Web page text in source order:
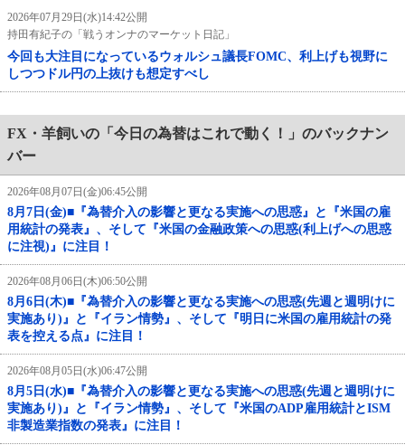
2026年07月29日(水)14:42公開
持田有紀子の「戦うオンナのマーケット日記」
今回も大注目になっているウォルシュ議長FOMC、利上げも視野に
しつつドル円の上抜けも想定すべし
FX・羊飼いの「今日の為替はこれで動く！」のバックナン
バー
2026年08月07日(金)06:45公開
8月7日(金)■『為替介入の影響と更なる実施への思惑』と『米国の雇
用統計の発表』、そして『米国の金融政策への思惑(利上げへの思惑
に注視)』に注目！
2026年08月06日(木)06:50公開
8月6日(木)■『為替介入の影響と更なる実施への思惑(先週と週明けに
実施あり)』と『イラン情勢』、そして『明日に米国の雇用統計の発
表を控える点』に注目！
2026年08月05日(水)06:47公開
8月5日(水)■『為替介入の影響と更なる実施への思惑(先週と週明けに
実施あり)』と『イラン情勢』、そして『米国のADP雇用統計とISM
非製造業指数の発表』に注目！